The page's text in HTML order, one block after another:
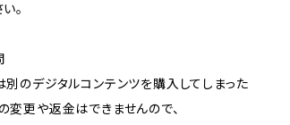
。
のデジタルコンテンツを購入してしまった
更や返金はできませんので、